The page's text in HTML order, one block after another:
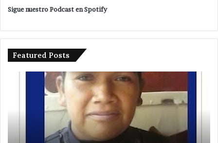
Sigue nuestro Podcast en Spotify
Featured Posts